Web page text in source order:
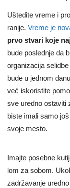
Uštedite vreme i
ranije. Vreme je
prvo stvari koje
bude poslednje da
organizacija
bude u jednom
već iskoristite
sve uredno ostaviti
biste imali samo
svoje mesto.
Imajte posebne
lom za sobom.
zadržavanje